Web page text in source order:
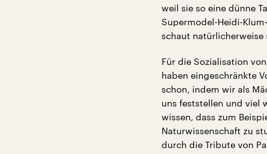
weil sie so eine dünne
Supermodel-Heidi-
schaut natürlicherweise
Für die Sozialisation
haben eingeschränkte
schon, indem wir als
uns feststellen und viel
wissen, dass zum
Naturwissenschaft zu
durch die Tribute von